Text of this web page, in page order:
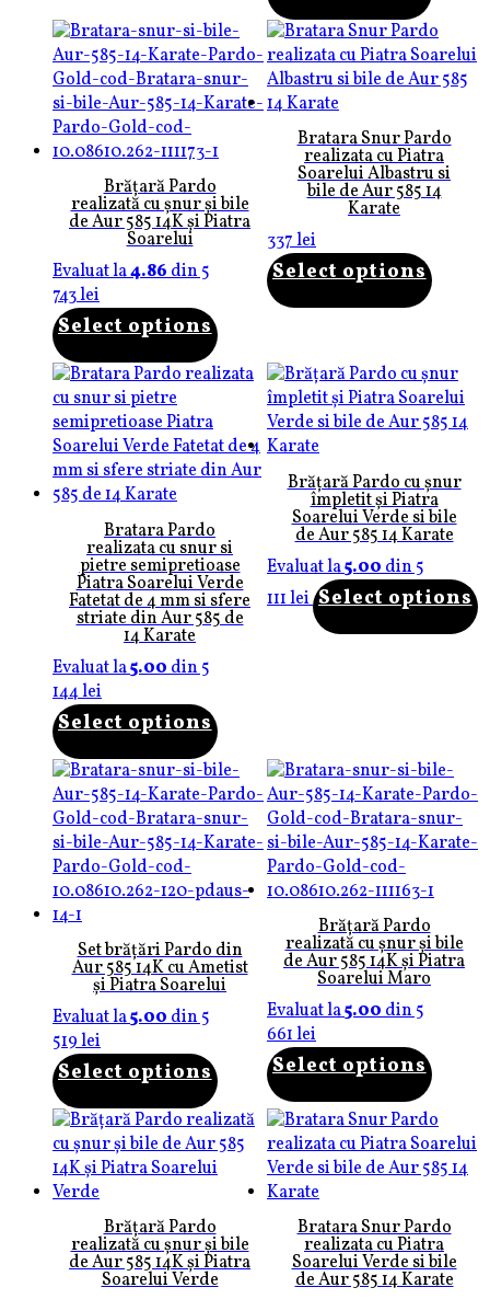
Brățară Pardo
realizată cu șnur și bile
de Aur 585 14K și Piatra
Soarelui
Evaluat la4.86din 5
743lei
Select options
Bratara Snur Pardo
realizata cu Piatra
Soarelui Albastru si
bile de Aur 585 14
Karate
337lei
Select options
Bratara Pardo
realizata cu snur si
pietre semipretioase
Piatra Soarelui Verde
Fatetat de 4 mm si sfere
striate din Aur 585 de
14 Karate
Evaluat la5.00din 5
144lei
Select options
Brățară Pardo cu șnur
împletit și Piatra
Soarelui Verde si bile
de Aur 585 14 Karate
Evaluat la5.00din 5
111lei Select options
Set brățări Pardo din
Aur 585 14K cu Ametist
și Piatra Soarelui
Evaluat la5.00din 5
519lei
Select options
Brățară Pardo
realizată cu șnur și bile
de Aur 585 14K și Piatra
Soarelui Maro
Evaluat la5.00din 5
661lei
Select options
Brățară Pardo
realizată cu șnur și bile
de Aur 585 14K și Piatra
Soarelui Verde
Bratara Snur Pardo
realizata cu Piatra
Soarelui Verde si bile
de Aur 585 14 Karate